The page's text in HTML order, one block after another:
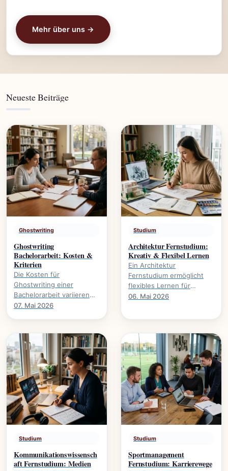
Mehr über uns →
Neueste Beiträge
Ghostwriting
Ghostwriting
Bachelorarbeit: Kosten &
Kriterien
Die Kosten für
Ghostwriting einer
Bachelorarbeit variieren
stark. Dieser Leitfaden
und gibt.
07. Mai 2026
Studium
Architektur Fernstudium:
Kreativ & Flexibel Lernen
Ein Architektur
Fernstudium ermöglicht
flexibles Lernen für
kreative Köpfe.
06. Mai 2026
Studium
Kommunikationswissensch
aft Fernstudium: Medien
Studium
Sportmanagement
Fernstudium: Karrierewege